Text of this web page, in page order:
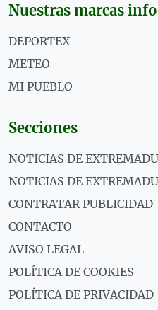
Nuestras marcas
DEPORTEX
METEO
MI PUEBLO
Secciones
NOTICIAS DE
NOTICIAS DE
CONTRATAR PUBLICIDAD
CONTACTO
AVISO LEGAL
POLÍTICA DE COOKIES
POLÍTICA DE PRIVACIDAD